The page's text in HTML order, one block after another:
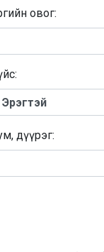
овог:
дүүрэг: